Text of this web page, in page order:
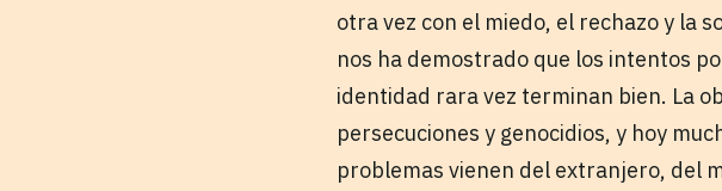
otra vez con el miedo, el rechazo y la
nos ha demostrado que los intentos
identidad rara vez terminan bien. La
persecuciones y genocidios, y hoy
problemas vienen del extranjero, del